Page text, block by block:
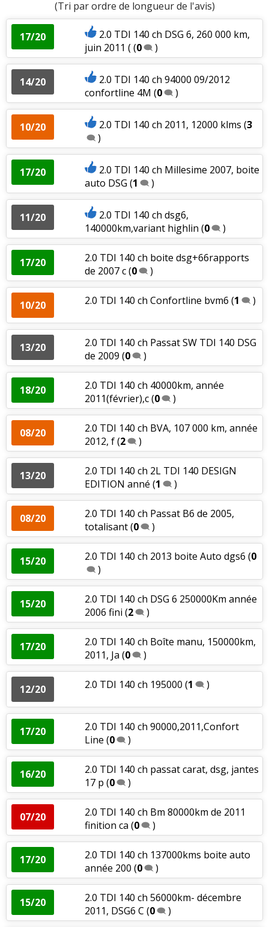
(Tri par ordre de longueur de l'avis)
17/20
2.0 TDI 140 ch DSG 6, 260 000 km,
juin 2011 ((0 )
14/20
2.0 TDI 140 ch 94000 09/2012
confortline 4M (0 )
10/20 2.0 TDI 140 ch 2011, 12000 klms (3
)
17/20
2.0 TDI 140 ch Millesime 2007, boite
auto DSG (1 )
11/20
2.0 TDI 140 ch dsg6,
140000km,variant highlin (0 )
17/20
2.0 TDI 140 ch boite dsg+66rapports
de 2007 c(0 )
10/20 2.0 TDI 140 ch Confortline bvm6 (1 )
13/20
2.0 TDI 140 ch Passat SW TDI 140 DSG
de 2009 (0 )
18/20
2.0 TDI 140 ch 40000km, année
2011(février),c(0 )
08/20
2.0 TDI 140 ch BVA, 107 000 km, année
2012, f(2 )
13/20
2.0 TDI 140 ch 2L TDI 140 DESIGN
EDITION anné (1 )
08/20
2.0 TDI 140 ch Passat B6 de 2005,
totalisant(0 )
15/20 2.0 TDI 140 ch 2013 boite Auto dgs6 (0
)
15/20
2.0 TDI 140 ch DSG 6 250000Km année
2006 fini (2 )
17/20
2.0 TDI 140 ch Boîte manu, 150000km,
2011, Ja (0 )
12/20 2.0 TDI 140 ch 195000 (1 )
17/20
2.0 TDI 140 ch 90000,2011,Confort
Line (0 )
16/20
2.0 TDI 140 ch passat carat, dsg, jantes
17 p (0 )
07/20
2.0 TDI 140 ch Bm 80000km de 2011
finition ca (0 )
17/20
2.0 TDI 140 ch 137000kms boite auto
année 200 (0 )
15/20
2.0 TDI 140 ch 56000km- décembre
2011, DSG6 C (0 )